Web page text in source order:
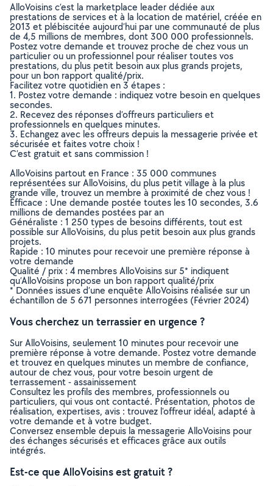
AlloVoisins c’est la marketplace leader dédiée aux
prestations de services et à la location de matériel, créée en
2013 et plébiscitée aujourd’hui par une communauté de plus
de 4,5 millions de membres, dont 300 000 professionnels.
Postez votre demande et trouvez proche de chez vous un
particulier ou un professionnel pour réaliser toutes vos
prestations, du plus petit besoin aux plus grands projets,
pour un bon rapport qualité/prix.
Facilitez votre quotidien en 3 étapes :
1. Postez votre demande : indiquez votre besoin en quelques
secondes.
2. Recevez des réponses d’offreurs particuliers et
professionnels en quelques minutes.
3. Echangez avec les offreurs depuis la messagerie privée et
sécurisée et faites votre choix !
C’est gratuit et sans commission !
AlloVoisins partout en France : 35 000 communes
représentées sur AlloVoisins, du plus petit village à la plus
grande ville, trouvez un membre à proximité de chez vous !
Efficace : Une demande postée toutes les 10 secondes, 3.6
millions de demandes postées par an
Généraliste : 1 250 types de besoins différents, tout est
possible sur AlloVoisins, du plus petit besoin aux plus grands
projets.
Rapide : 10 minutes pour recevoir une première réponse à
votre demande
Qualité / prix : 4 membres AlloVoisins sur 5* indiquent
qu’AlloVoisins propose un bon rapport qualité/prix
* Données issues d’une enquête AlloVoisins réalisée sur un
échantillon de 5 671 personnes interrogées (Février 2024)
Vous cherchez un terrassier en urgence ?
Sur AlloVoisins, seulement 10 minutes pour recevoir une
première réponse à votre demande. Postez votre demande
et trouvez en quelques minutes un membre de confiance,
autour de chez vous, pour votre besoin urgent de
terrassement - assainissement
Consultez les profils des membres, professionnels ou
particuliers, qui vous ont contacté. Présentation, photos de
réalisation, expertises, avis : trouvez l'offreur idéal, adapté à
votre demande et à votre budget.
Conversez ensemble depuis la messagerie AlloVoisins pour
des échanges sécurisés et efficaces grâce aux outils
intégrés.
Est-ce que AlloVoisins est gratuit ?